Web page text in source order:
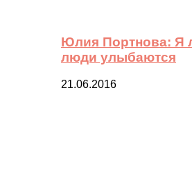
Юлия Портнова: Я
люди улыбаются
21.06.2016